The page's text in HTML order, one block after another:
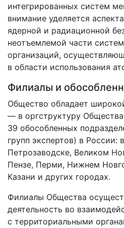
интегрированных систем
внимание уделяется
ядерной и радиационной
неотъемлемой части
организаций,
в области использования
Филиалы и
Общество обладает
— в оргструктуру
39 обособленных
групп экспертов) в России:
Петрозаводске, Великом
Пензе, Перми, Нижнем
Казани и других городах.
Филиалы Общества
деятельность во
с территориальными